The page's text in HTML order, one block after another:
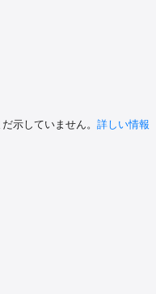
索されます）
からの呼び出し、物書堂辞書
示していません。 詳しい情報